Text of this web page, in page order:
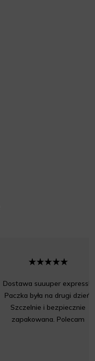
Dostawa suuuper express!!!
Paczka była na drugi dzień.
Szczelnie i bezpiecznie
zapakowana. Polecam